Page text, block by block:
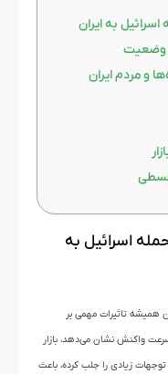
به ایران
وضعیت
و مردم ایران
اسرائیل به
همیشه تاثیرات مهمی بر
واکنش نشان می‌دهد، بازار
زیادی را جلب کرده، باعث